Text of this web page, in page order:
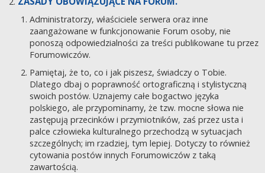
Administratorzy, właściciele serwera oraz inne
zaangażowane w funkcjonowanie Forum osoby, nie
ponoszą odpowiedzialności za treści publikowane tu przez
Forumowiczów.
Pamiętaj, że to, co i jak piszesz, świadczy o Tobie.
Dlatego dbaj o poprawność ortograficzną i stylistyczną
swoich postów. Uznajemy całe bogactwo języka
polskiego, ale przypominamy, że tzw. mocne słowa nie
zastępują przecinków i przymiotników, zaś przez usta i
palce człowieka kulturalnego przechodzą w sytuacjach
szczególnych; im rzadziej, tym lepiej. Dotyczy to również
cytowania postów innych Forumowiczów z taką
zawartością.